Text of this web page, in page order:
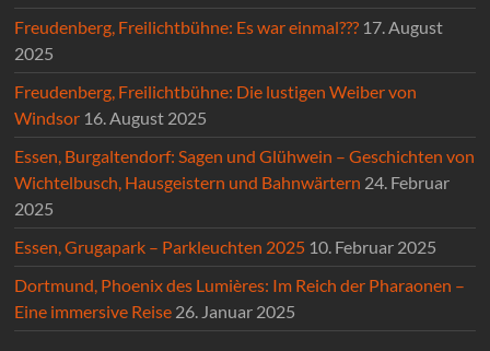
Freudenberg, Freilichtbühne: Es war einmal??? 17. August
2025
Freudenberg, Freilichtbühne: Die lustigen Weiber von
Windsor 16. August 2025
Essen, Burgaltendorf: Sagen und Glühwein – Geschichten von
Wichtelbusch, Hausgeistern und Bahnwärtern 24. Februar
2025
Essen, Grugapark – Parkleuchten 2025 10. Februar 2025
Dortmund, Phoenix des Lumières: Im Reich der Pharaonen –
Eine immersive Reise 26. Januar 2025